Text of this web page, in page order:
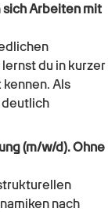
sich Arbeiten mit
du in kurzer
Als
deutlich
(m/w/d). Ohne
nach